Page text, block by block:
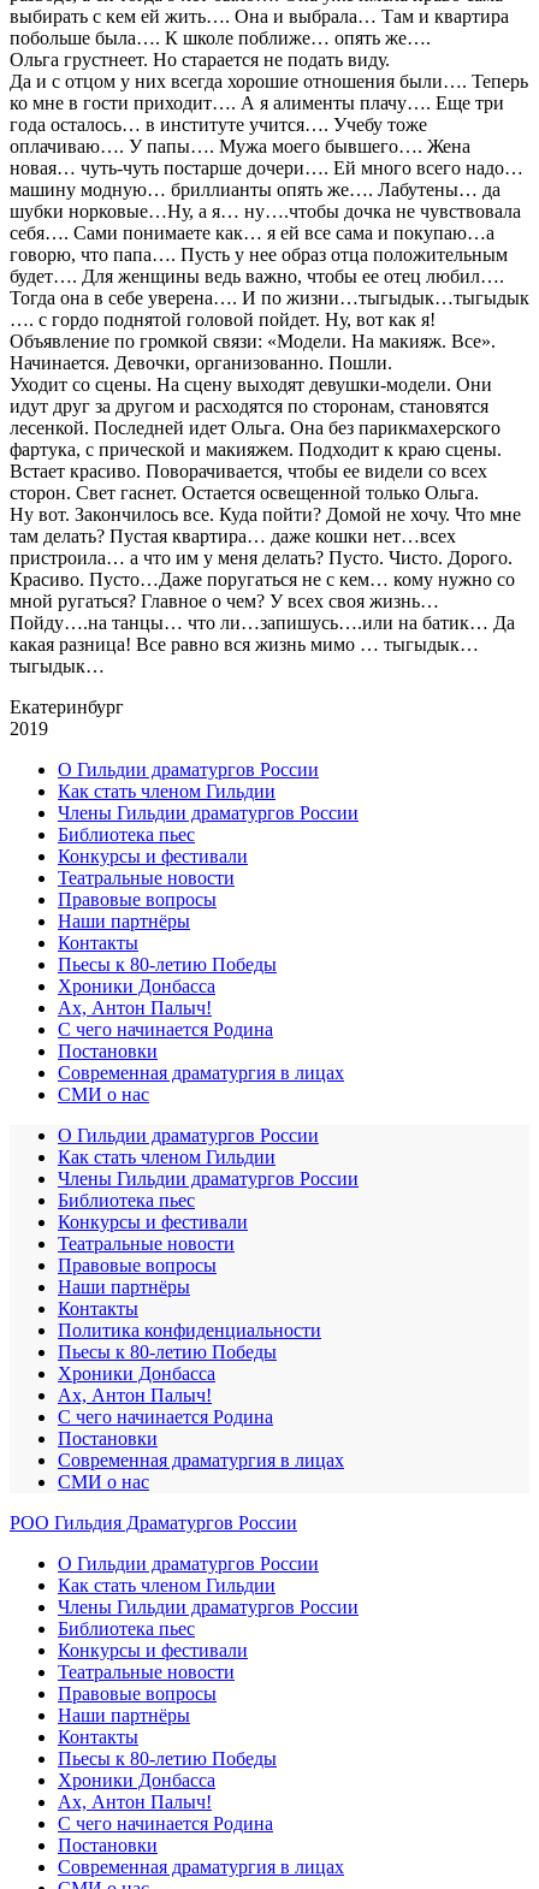
выбирать с кем ей жить…. Она и выбрала… Там и квартира
побольше была…. К школе поближе… опять же….
Ольга грустнеет. Но старается не подать виду.
Да и с отцом у них всегда хорошие отношения были…. Теперь
ко мне в гости приходит…. А я алименты плачу…. Еще три
года осталось… в институте учится…. Учебу тоже
оплачиваю…. У папы…. Мужа моего бывшего…. Жена
новая… чуть-чуть постарше дочери…. Ей много всего надо…
машину модную… бриллианты опять же…. Лабутены… да
шубки норковые…Ну, а я… ну….чтобы дочка не чувствовала
себя…. Сами понимаете как… я ей все сама и покупаю…а
говорю, что папа…. Пусть у нее образ отца положительным
будет…. Для женщины ведь важно, чтобы ее отец любил….
Тогда она в себе уверена…. И по жизни…тыгыдык…тыгыдык
…. с гордо поднятой головой пойдет. Ну, вот как я!
Объявление по громкой связи: «Модели. На макияж. Все».
Начинается. Девочки, организованно. Пошли.
Уходит со сцены. На сцену выходят девушки-модели. Они
идут друг за другом и расходятся по сторонам, становятся
лесенкой. Последней идет Ольга. Она без парикмахерского
фартука, с прической и макияжем. Подходит к краю сцены.
Встает красиво. Поворачивается, чтобы ее видели со всех
сторон. Свет гаснет. Остается освещенной только Ольга.
Ну вот. Закончилось все. Куда пойти? Домой не хочу. Что мне
там делать? Пустая квартира… даже кошки нет…всех
пристроила… а что им у меня делать? Пусто. Чисто. Дорого.
Красиво. Пусто…Даже поругаться не с кем… кому нужно со
мной ругаться? Главное о чем? У всех своя жизнь…
Пойду….на танцы… что ли…запишусь….или на батик… Да
какая разница! Все равно вся жизнь мимо … тыгыдык…
тыгыдык…
Екатеринбург
2019
О Гильдии драматургов России
Как стать членом Гильдии
Члены Гильдии драматургов России
Библиотека пьес
Конкурсы и фестивали
Театральные новости
Правовые вопросы
Наши партнёры
Контакты
Пьесы к 80-летию Победы
Хроники Донбасса
Ах, Антон Палыч!
С чего начинается Родина
Постановки
Современная драматургия в лицах
СМИ о нас
О Гильдии драматургов России
Как стать членом Гильдии
Члены Гильдии драматургов России
Библиотека пьес
Конкурсы и фестивали
Театральные новости
Правовые вопросы
Наши партнёры
Контакты
Политика конфиденциальности
Пьесы к 80-летию Победы
Хроники Донбасса
Ах, Антон Палыч!
С чего начинается Родина
Постановки
Современная драматургия в лицах
СМИ о нас
РОО Гильдия Драматургов России
О Гильдии драматургов России
Как стать членом Гильдии
Члены Гильдии драматургов России
Библиотека пьес
Конкурсы и фестивали
Театральные новости
Правовые вопросы
Наши партнёры
Контакты
Пьесы к 80-летию Победы
Хроники Донбасса
Ах, Антон Палыч!
С чего начинается Родина
Постановки
Современная драматургия в лицах